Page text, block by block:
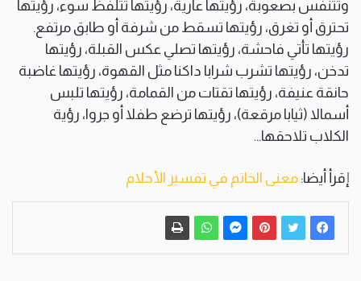
وتتنفس بصعوبة، رؤيتها عارية، رؤيتها تتلفظ سوء، رؤيتها
تحترق أو تغرق، رؤيتها تسقط من شرفة أو طابق مرتفع.
رؤيتها تأتي فاحشة، رؤيتها تصلي عكس القبلة، رؤيتها
تدخن، رؤيتها تشرب شرابا داكنا مثل القهوة، رؤيتها غاضبة
حانقة عنيفة، رؤيتها تقتات من القمامة، رؤيتها تلبس
أسمالا (ثيابا مرقعة)، رؤيتها ترضع طفلا أو جروا، رؤية
الكلاب تلاحقها…
إقرأ أيضا: معنى الخاتم في تفسير الأحلام